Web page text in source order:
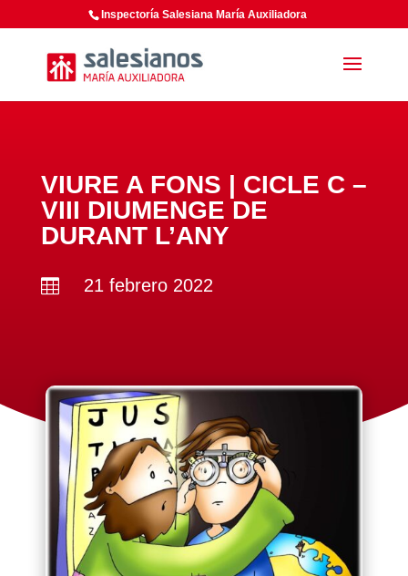
Inspectoría Salesiana María Auxiliadora
VIURE A FONS | CICLE C –
VIII DIUMENGE DE
DURANT L’ANY
 21 febrero 2022